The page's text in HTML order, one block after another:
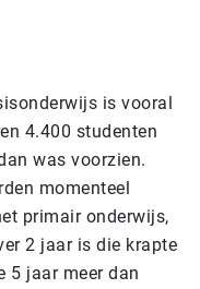
is vooral
4.400 studenten
was voorzien.
momenteel
primair onderwijs,
2 jaar is die krapte
5 jaar meer dan